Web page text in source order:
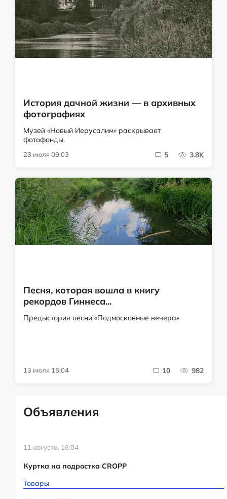
История дачной жизни — в архивных
фотографиях
Музей «Новый Иерусалим» раскрывает
фотофонды.
23 июля 09:03 5 3.8K
Песня, которая вошла в книгу
рекордов Гиннеса...
Предыстория песни «Подмосковные вечера»
13 июля 15:04 10 982
Объявления
11 августа, 16:04
Куртка на подростка CROPP
Товары